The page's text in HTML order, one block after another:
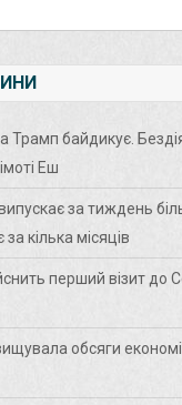
а Трамп байдикує.
Еш
за тиждень
кілька місяців
перший візит до
обсяги